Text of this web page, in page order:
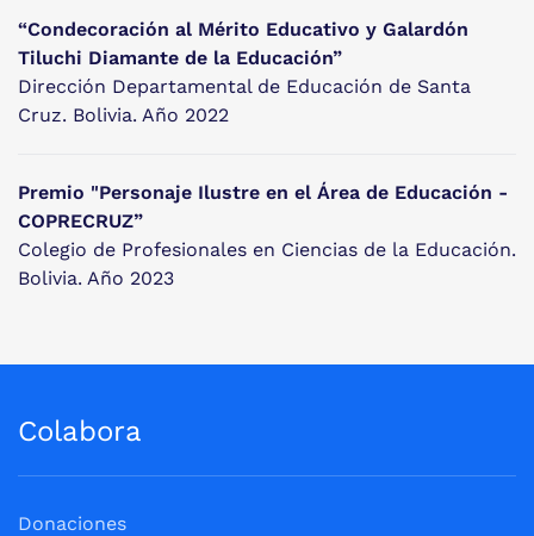
“Condecoración al Mérito Educativo y Galardón
Tiluchi Diamante de la Educación”
Dirección Departamental de Educación de Santa
Cruz. Bolivia. Año 2022
Premio "Personaje Ilustre en el Área de Educación -
COPRECRUZ”
Colegio de Profesionales en Ciencias de la Educación.
Bolivia. Año 2023
Colabora
Donaciones